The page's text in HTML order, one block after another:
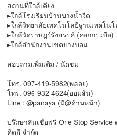
สถานที่ใกล้เคียง
▸ใกล้โรงเรียนบ้านบางน้ำจืด
▸ใกล้วิทยาลัยเทคโนโลยีฐานเทคโนโ
▸ใกล้วัดราษฎร์รังสรรค์ (คอกกระบือ)
▸ใกล้สำนักงานเขตบางบอน
สอบถามเพิ่มเติม / นัดชม
โทร. 097-419-5982(พลอย)
โทร. 096-932-4624(ออมสิน)
Line : @panaya (มี@ด้านหน้า)
ปรึกษาสินเชื่อฟรี One Stop
คิดดี จำกัด